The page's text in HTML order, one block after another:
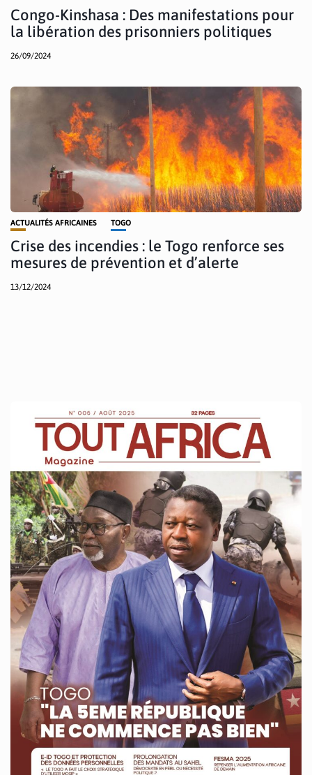
Congo-Kinshasa : Des manifestations pour
la libération des prisonniers politiques
26/09/2024
ACTUALITÉS AFRICAINES TOGO
Crise des incendies : le Togo renforce ses
mesures de prévention et d’alerte
13/12/2024